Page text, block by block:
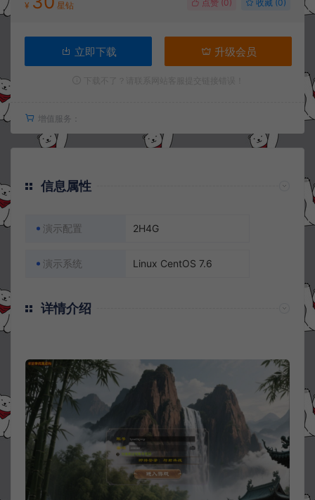
¥ 星钻 点赞 (0) 收藏 (0)
立即下载 升级会员
增值服务：
信息属性
演示配置 2H4G
演示系统 Linux CentOS 7.6
详情介绍